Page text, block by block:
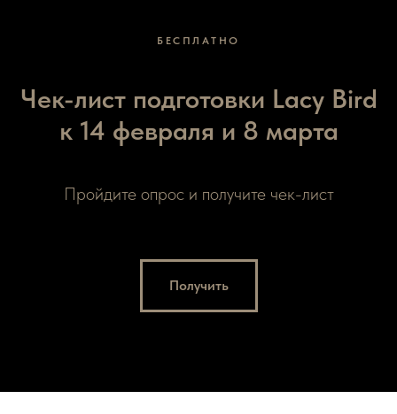
БЕСПЛАТНО
Чек-лист подготовки Lacy Bird
к 14 февраля и 8 марта
Пройдите опрос и получите чек-лист
Получить